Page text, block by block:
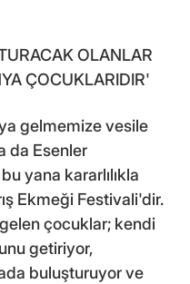
OLANLAR
ÇOCUKLARIDIR'
gelmemize vesile
da Esenler
yana kararlılıkla
Ekmeği Festivali'dir.
çocuklar; kendi
getiriyor,
buluşturuyor ve